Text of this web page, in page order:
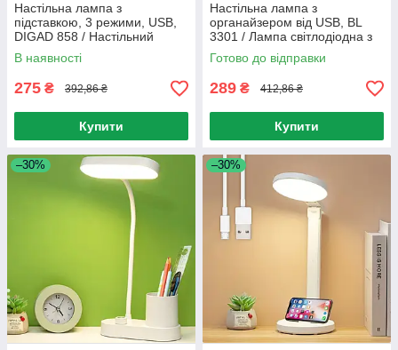
Настільна лампа з
підставкою, 3 режими, USB,
DIGAD 858 / Настільний
світильник / Лампа на
акумуляторі
В наявності
275 ₴ 392,86 ₴
Купити
Настільна лампа з
органайзером від USB, BL
3301 / Лампа світлодіодна з
підставкою для телефону
Готово до відправки
289 ₴ 412,86 ₴
Купити
–30% –30%